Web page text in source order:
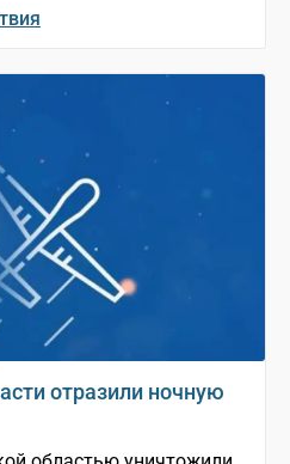
отразили ночную